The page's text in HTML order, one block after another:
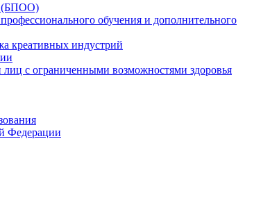
(БПОО)
обучения и дополнительного
креативных индустрий
с ограниченными возможностями здоровья
Федерации